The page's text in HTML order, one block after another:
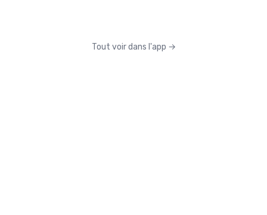
Tout voir dans l'app →